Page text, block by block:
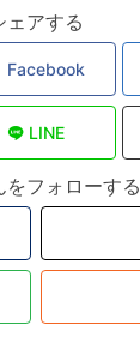
ェアする
Facebook
LINE
をフォローする